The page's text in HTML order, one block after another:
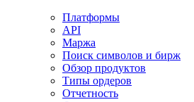
Платформы
API
Маржа
Поиск символов и бирж
Обзор продуктов
Типы ордеров
Отчетность